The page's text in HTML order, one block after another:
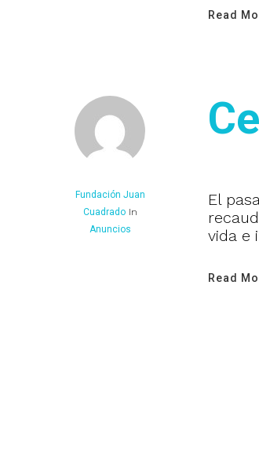
Read
Fundación Juan
Cuadrado In
Anuncios
El
vida e
Read